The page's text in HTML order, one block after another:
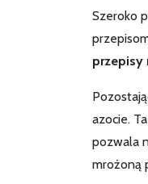
Szeroko
przepisy
azocie.
pozwala
mrożoną